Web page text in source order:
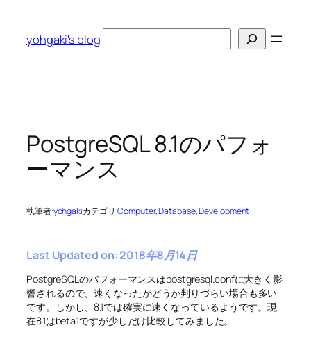
yohgaki's blog
索
PostgreSQL 8.1のパフォ
ーマンス
執筆者:yohgakiカテゴリ:Computer, Database, Development
Last Updated on: 2018年8月14日
PostgreSQLのパフォーマンスはpostgresql.confに大きく影
響されるので、速くなったかどうか判りづらい場合も多い
です。しかし、8.1では確実に速くなっているようです。現
在8.1はbeta1ですが少しだけ比較してみました。